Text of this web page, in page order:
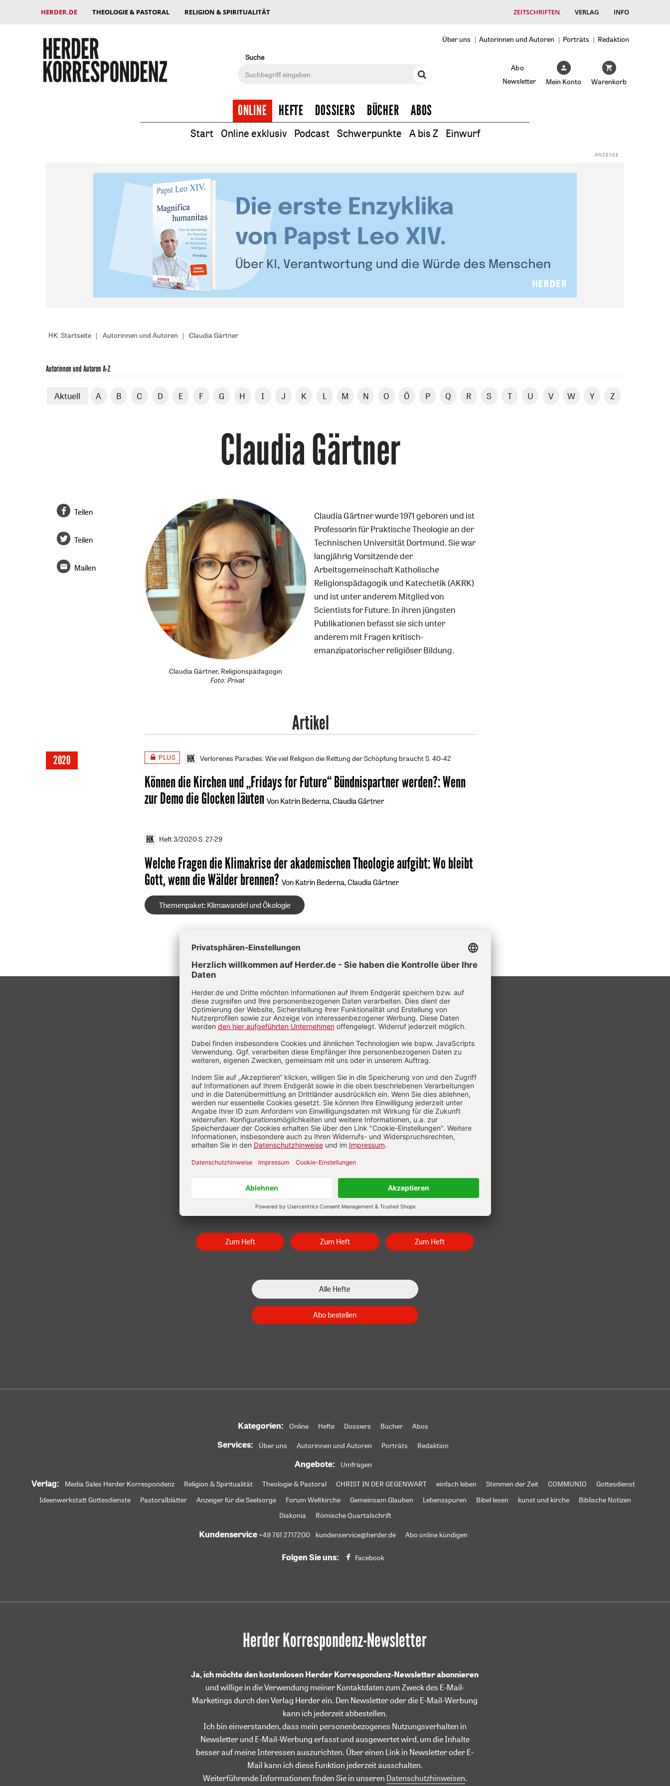
HERDER.DE THEOLOGIE & PASTORAL RELIGION & SPIRITUALITÄT ZEITSCHRIFTEN VERLAG INFO
Über uns Autorinnen und Autoren Porträts
Redaktion
Suche
Abo
Newsletter
Mein Konto Warenkorb
ONLINE HEFTE DOSSIERS BÜCHER ABOS
Start Online exklusiv Podcast Schwerpunkte A bis Z Einwurf
HK: Startseite Autorinnen und Autoren Claudia Gärtner
Autorinnen und Autoren A-Z
Aktuell A B C D E F G H I J K L M N O Ö P Q R S T U V W Y Z
Claudia Gärtner
Claudia Gärtner, Religionspädagogin
Foto: Privat
Claudia Gärtner wurde 1971 geboren und ist
Professorin für Praktische Theologie an der
Technischen Universität Dortmund. Sie war
langjährig Vorsitzende der
Arbeitsgemeinschaft Katholische
Religionspädagogik und Katechetik (AKRK)
und ist unter anderem Mitglied von
Scientists for Future. In ihren jüngsten
Publikationen befasst sie sich unter
anderem mit Fragen kritisch-
emanzipatorischer religiöser Bildung.
Teilen
Teilen
Mailen
Artikel
2020 PLUS Verlorenes Paradies: Wie viel Religion die Rettung der Schöpfung brauchtS. 40-42
Können die Kirchen und „Fridays for Future“ Bündnispartner werden?:Wenn
zur Demo die Glocken läuten Von Katrin Bederna, Claudia Gärtner
Heft 3/2020S. 27-29
Welche Fragen die Klimakrise der akademischen Theologie aufgibt:Wo bleibt
Gott, wenn die Wälder brennen? Von Katrin Bederna, Claudia Gärtner
Themenpaket: Klimawandel und Ökologie
Aktuelle Hefte
Zum Heft
Heft 7/2026
Zum Heft
Heft 6/2026
Zum Heft
Alle Hefte
Abo bestellen
Kategorien: Online Hefte Dossiers Bücher Abos
Services: Über uns Autorinnen und Autoren Porträts Redaktion
Angebote: Umfragen
Verlag: Media Sales Herder Korrespondenz Religion & Spiritualität Theologie & Pastoral CHRIST IN DER GEGENWART einfach leben Stimmen der Zeit COMMUNIO
Gottesdienst
Ideenwerkstatt Gottesdienste
Pastoralblätter Anzeiger für die Seelsorge Forum Weltkirche Gemeinsam Glauben Lebensspuren Bibel lesen kunst und kirche
Biblische Notizen
Diakonia
Römische Quartalschrift
Kundenservice +49 761 2717200 kundenservice@herder.de Abo online kündigen
Folgen Sie uns: Facebook
Herder Korrespondenz-Newsletter
Ja, ich möchte den kostenlosen Herder Korrespondenz-Newsletter abonnieren
und willige in die Verwendung meiner Kontaktdaten zum Zweck des E-Mail-
Marketings durch den Verlag Herder ein. Den Newsletter oder die E-Mail-Werbung
kann ich jederzeit abbestellen.
Ich bin einverstanden, dass mein personenbezogenes Nutzungsverhalten in
Newsletter und E-Mail-Werbung erfasst und ausgewertet wird, um die Inhalte
besser auf meine Interessen auszurichten. Über einen Link in Newsletter oder E-
Mail kann ich diese Funktion jederzeit ausschalten.
Weiterführende Informationen finden Sie in unseren Datenschutzhinweisen.